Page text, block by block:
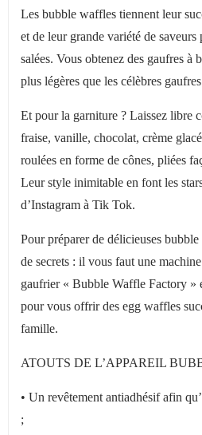
Les bubble waffles tiennent leur
et de leur grande variété de saveurs
salées. Vous obtenez des gaufres à
plus légères que les célèbres
Et pour la garniture ? Laissez libre
fraise, vanille, chocolat, crème
roulées en forme de cônes, pliées
Leur style inimitable en font les
d’Instagram à Tik Tok.
Pour préparer de délicieuses
de secrets : il vous faut une
gaufrier « Bubble Waffle Factory »
pour vous offrir des egg waffles
famille.
ATOUTS DE L’APPAREIL
• Un revêtement antiadhésif afin
;